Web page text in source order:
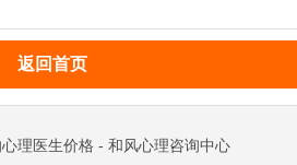
返回首页
理医生价格 - 和风心理咨询中心